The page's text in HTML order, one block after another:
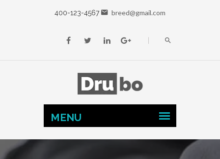
400-123-4567 breed@gmail.com